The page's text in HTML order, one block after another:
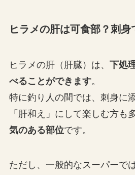
ヒラメの肝は可食部？刺身
ヒラメの肝（肝臓）は、 下処
べることができます。
特に釣り人の間では、刺身に
「肝和え」にして楽しむ方も
気のある部位です。
ただし、一般的なスーパーで